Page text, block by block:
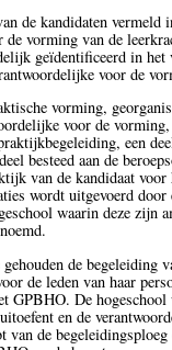
de kandidaten
vorming van de
geïdentificeerd in het
voor de
vorming,
voor de
een
besteed aan de
van de kandidaat
wordt uitgevoerd door
waarin deze zijn
de begeleiding
de leden van haar
GPBHO. De
en de
van de